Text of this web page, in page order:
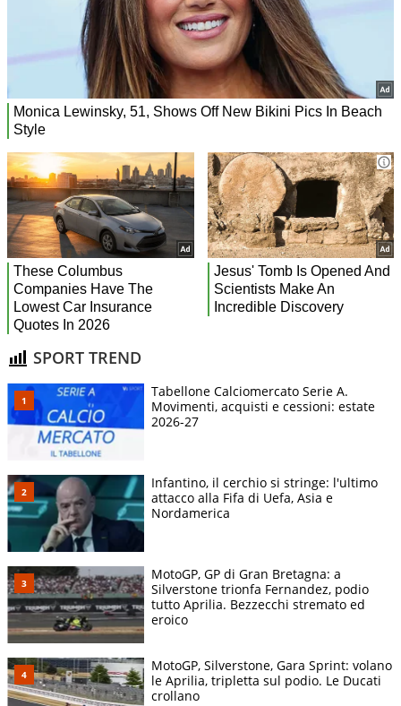
SPORT TREND
Tabellone Calciomercato Serie A.
Movimenti, acquisti e cessioni: estate
2026-27
Infantino, il cerchio si stringe: l'ultimo
attacco alla Fifa di Uefa, Asia e
Nordamerica
MotoGP, GP di Gran Bretagna: a
Silverstone trionfa Fernandez, podio
tutto Aprilia. Bezzecchi stremato ed
eroico
MotoGP, Silverstone, Gara Sprint: volano
le Aprilia, tripletta sul podio. Le Ducati
crollano